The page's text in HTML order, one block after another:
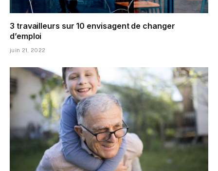
3 travailleurs sur 10 envisagent de changer
d’emploi
juin 21, 2022